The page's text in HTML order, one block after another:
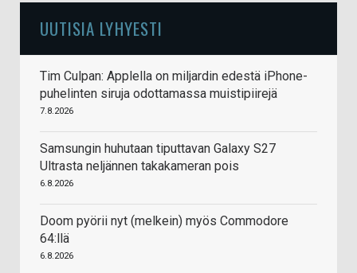
UUTISIA LYHYESTI
Tim Culpan: Applella on miljardin edestä iPhone-
puhelinten siruja odottamassa muistipiirejä
7.8.2026
Samsungin huhutaan tiputtavan Galaxy S27
Ultrasta neljännen takakameran pois
6.8.2026
Doom pyörii nyt (melkein) myös Commodore
64:llä
6.8.2026